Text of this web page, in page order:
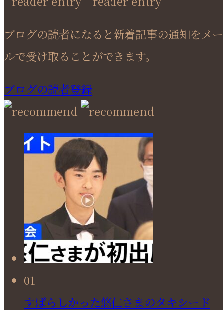
ブログの読者になると新着記事の通知をメー
ルで受け取ることができます。
ブログの読者登録
01
すばらしかった悠仁さまのタキシード